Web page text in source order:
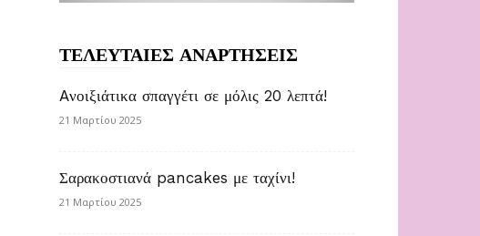
ΤΕΛΕΥΤΑΙΕΣ ΑΝΑΡΤΗΣΕΙΣ
Aνοιξιάτικα σπαγγέτι σε μόλις 20 λεπτά!
21 Μαρτίου 2025
Σαρακοστιανά pancakes με ταχίνι!
21 Μαρτίου 2025